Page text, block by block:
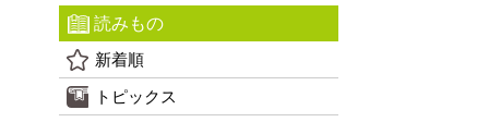
読みもの
新着順
トピックス